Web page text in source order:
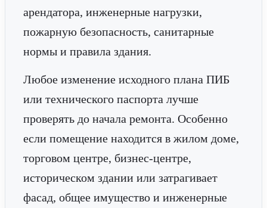
арендатора, инженерные нагрузки,
пожарную безопасность, санитарные
нормы и правила здания.
Любое изменение исходного плана ПИБ
или технического паспорта лучше
проверять до начала ремонта. Особенно
если помещение находится в жилом доме,
торговом центре, бизнес-центре,
историческом здании или затрагивает
фасад, общее имущество и инженерные